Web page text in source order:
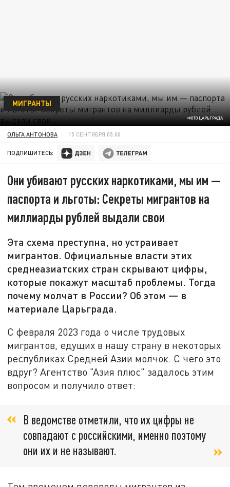
ФОТО ЦАРЬГРАДА
МИГРАНТЫ
ОЛЬГА АНТОНОВА 15 СЕНТЯБРЯ 05:00
ПОДПИШИТЕСЬ:
Они убивают русских наркотиками, мы им —
паспорта и льготы: Секреты мигрантов на
миллиарды рублей выдали свои
Эта схема преступна, но устраивает
мигрантов. Официальные власти этих
среднеазиатских стран скрывают цифры,
которые покажут масштаб проблемы. Тогда
почему молчат в России? Об этом — в
материале Царьграда.
С февраля 2023 года о числе трудовых
мигрантов, едущих в нашу страну в некоторых
республиках Средней Азии молчок. С чего это
вдруг? Агентство "Азия плюс" задалось этим
вопросом и получило ответ:
В ведомстве отметили, что их цифры не
совпадают с российскими, именно поэтому
они их и не называют.